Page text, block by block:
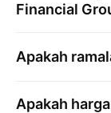
Financial
Apakah
Apakah